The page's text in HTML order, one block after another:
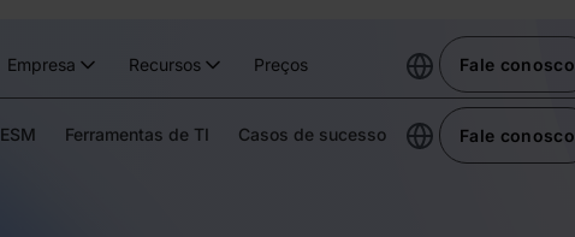
Empresa Recursos Preços Fale conosco
ESM Ferramentas de TI Casos de sucesso Fale conosco